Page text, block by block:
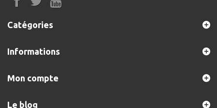
Catégories
Informations
Mon compte
Le blog